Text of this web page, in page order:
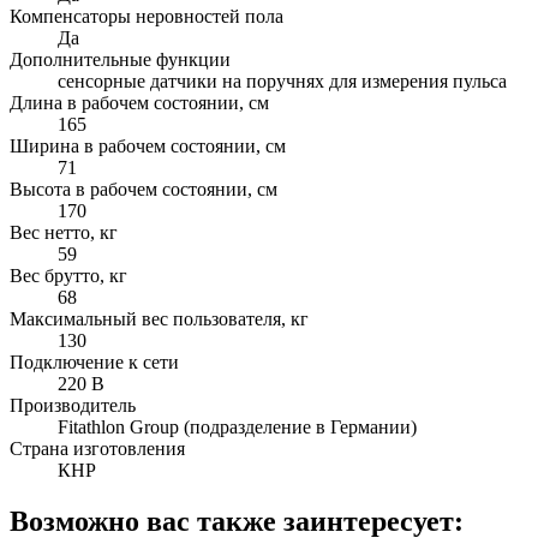
Компенсаторы неровностей пола
Да
Дополнительные функции
сенсорные датчики на поручнях для измерения пульса
Длина в рабочем состоянии, см
165
Ширина в рабочем состоянии, см
71
Высота в рабочем состоянии, см
170
Вес нетто, кг
59
Вес брутто, кг
68
Максимальный вес пользователя, кг
130
Подключение к сети
220 В
Производитель
Fitathlon Group (подразделение в Германии)
Страна изготовления
КНР
Возможно вас также заинтересует: